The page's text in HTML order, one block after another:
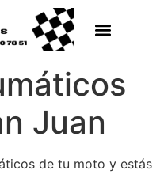
Juan
de tu moto y estás